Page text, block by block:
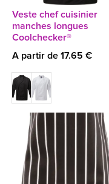
Veste chef cuisinier
manches longues
Coolchecker®
A partir de 17.65 €